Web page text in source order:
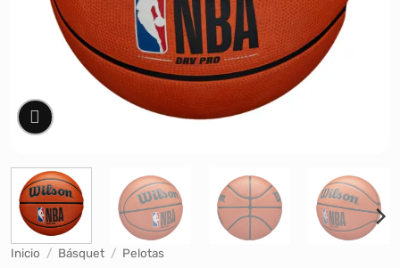
Inicio / Básquet / Pelotas